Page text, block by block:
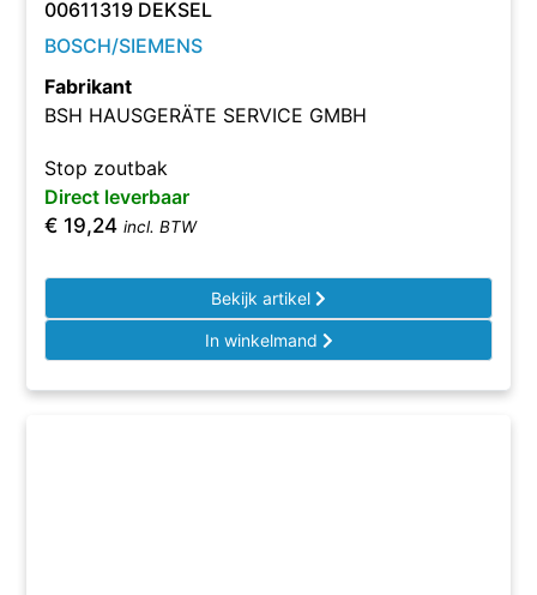
00611319 DEKSEL
BOSCH/SIEMENS
Fabrikant
BSH HAUSGERÄTE SERVICE GMBH
Stop zoutbak
Direct leverbaar
€ 19,24 incl. BTW
Bekijk artikel
In winkelmand